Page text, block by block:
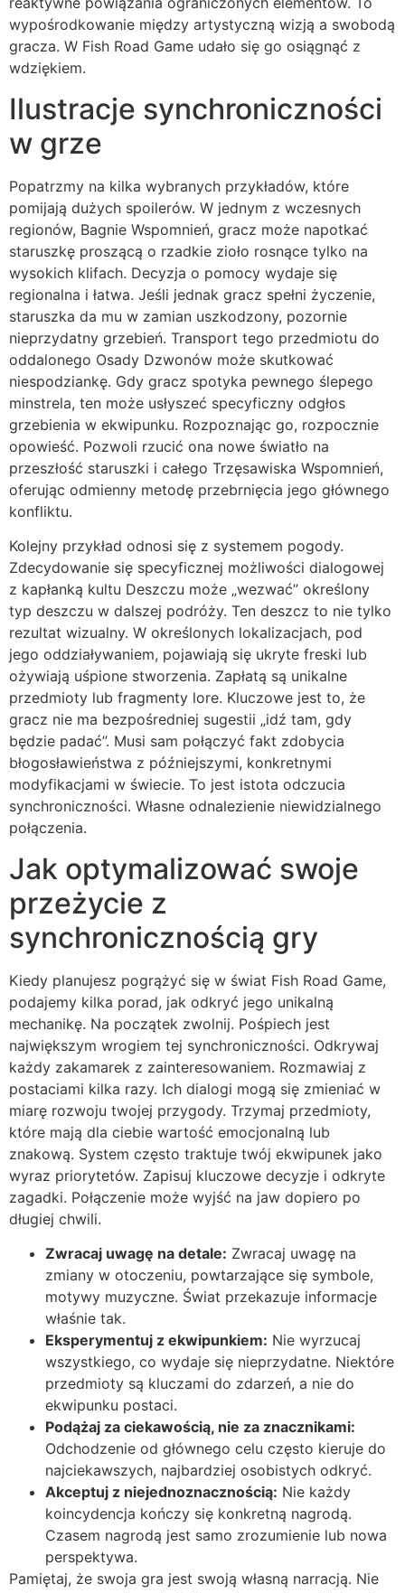
wypośrodkowanie między artystyczną wizją a swobodą
gracza. W Fish Road Game udało się go osiągnąć z
wdziękiem.
Ilustracje synchroniczności
w grze
Popatrzmy na kilka wybranych przykładów, które
pomijają dużych spoilerów. W jednym z wczesnych
regionów, Bagnie Wspomnień, gracz może napotkać
staruszkę proszącą o rzadkie zioło rosnące tylko na
wysokich klifach. Decyzja o pomocy wydaje się
regionalna i łatwa. Jeśli jednak gracz spełni życzenie,
staruszka da mu w zamian uszkodzony, pozornie
nieprzydatny grzebień. Transport tego przedmiotu do
oddalonego Osady Dzwonów może skutkować
niespodziankę. Gdy gracz spotyka pewnego ślepego
minstrela, ten może usłyszeć specyficzny odgłos
grzebienia w ekwipunku. Rozpoznając go, rozpocznie
opowieść. Pozwoli rzucić ona nowe światło na
przeszłość staruszki i całego Trzęsawiska Wspomnień,
oferując odmienny metodę przebrnięcia jego głównego
konfliktu.
Kolejny przykład odnosi się z systemem pogody.
Zdecydowanie się specyficznej możliwości dialogowej
z kapłanką kultu Deszczu może „wezwać” określony
typ deszczu w dalszej podróży. Ten deszcz to nie tylko
rezultat wizualny. W określonych lokalizacjach, pod
jego oddziaływaniem, pojawiają się ukryte freski lub
ożywiają uśpione stworzenia. Zapłatą są unikalne
przedmioty lub fragmenty lore. Kluczowe jest to, że
gracz nie ma bezpośredniej sugestii „idź tam, gdy
będzie padać”. Musi sam połączyć fakt zdobycia
błogosławieństwa z późniejszymi, konkretnymi
modyfikacjami w świecie. To jest istota odczucia
synchroniczności. Własne odnalezienie niewidzialnego
połączenia.
Jak optymalizować swoje
przeżycie z
synchronicznością gry
Kiedy planujesz pogrążyć się w świat Fish Road Game,
podajemy kilka porad, jak odkryć jego unikalną
mechanikę. Na początek zwolnij. Pośpiech jest
największym wrogiem tej synchroniczności. Odkrywaj
każdy zakamarek z zainteresowaniem. Rozmawiaj z
postaciami kilka razy. Ich dialogi mogą się zmieniać w
miarę rozwoju twojej przygody. Trzymaj przedmioty,
które mają dla ciebie wartość emocjonalną lub
znakową. System często traktuje twój ekwipunek jako
wyraz priorytetów. Zapisuj kluczowe decyzje i odkryte
zagadki. Połączenie może wyjść na jaw dopiero po
długiej chwili.
Zwracaj uwagę na detale: Zwracaj uwagę na
zmiany w otoczeniu, powtarzające się symbole,
motywy muzyczne. Świat przekazuje informacje
właśnie tak.
Eksperymentuj z ekwipunkiem: Nie wyrzucaj
wszystkiego, co wydaje się nieprzydatne. Niektóre
przedmioty są kluczami do zdarzeń, a nie do
ekwipunku postaci.
Podążaj za ciekawością, nie za znacznikami:
Odchodzenie od głównego celu często kieruje do
najciekawszych, najbardziej osobistych odkryć.
Akceptuj z niejednoznacznością: Nie każdy
koincydencja kończy się konkretną nagrodą.
Czasem nagrodą jest samo zrozumienie lub nowa
perspektywa.
Pamiętaj, że swoja gra jest swoją własną narracją. Nie